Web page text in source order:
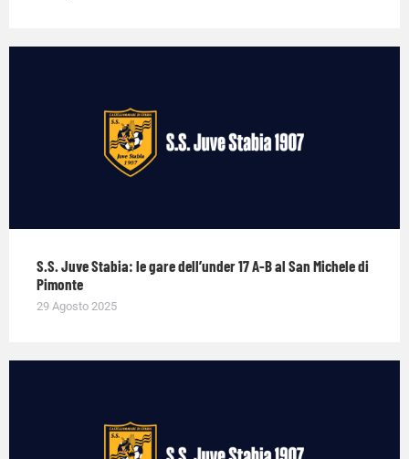
S.S. Juve Stabia: le gare dell’under 17 A-B al San Michele di
Pimonte
29 Agosto 2025